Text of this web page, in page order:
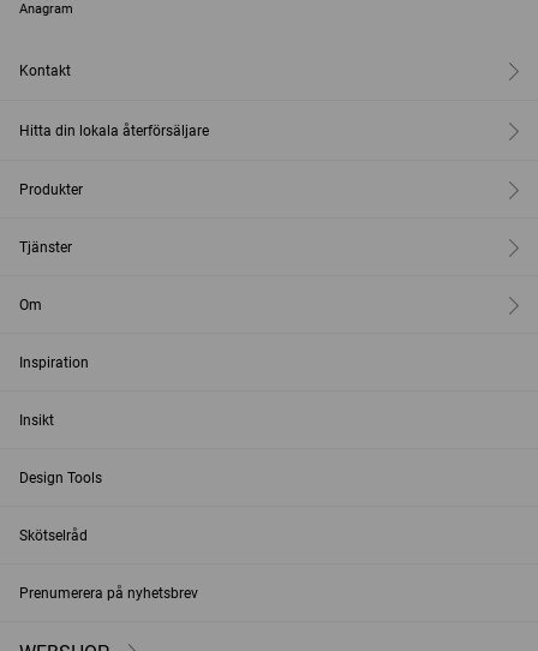
Anagram
Kontakt
Hitta din lokala återförsäljare
Produkter
Tjänster
Om
Inspiration
Insikt
Design Tools
Skötselråd
Prenumerera på nyhetsbrev